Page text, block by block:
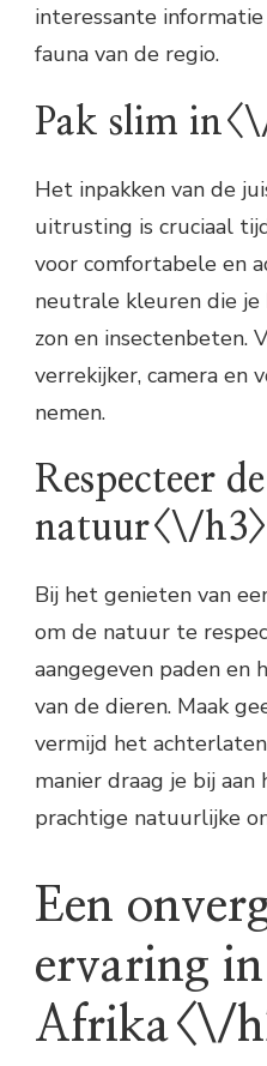
interessante
fauna van de regio.
Pak slim
Het inpakken van de
uitrusting is cruciaal
voor comfortabele en
neutrale kleuren die
zon en insectenbeten.
verrekijker, camera en
nemen.
Respecteer de
natuur<\/h3>
Bij het genieten van
om de natuur te
aangegeven paden en
van de dieren. Maak
vermijd het
manier draag je bij
prachtige natuurlijke
Een
ervaring
Afrika<\/